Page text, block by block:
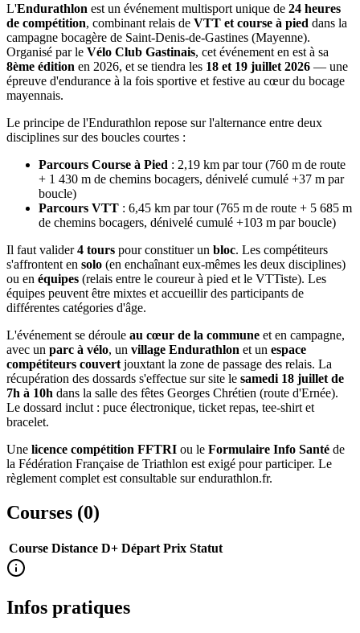
L'Endurathlon est un événement multisport unique de 24 heures
de compétition, combinant relais de VTT et course à pied dans la
campagne bocagère de Saint-Denis-de-Gastines (Mayenne).
Organisé par le Vélo Club Gastinais, cet événement en est à sa
8ème édition en 2026, et se tiendra les 18 et 19 juillet 2026 — une
épreuve d'endurance à la fois sportive et festive au cœur du bocage
mayennais.
Le principe de l'Endurathlon repose sur l'alternance entre deux
disciplines sur des boucles courtes :
Parcours Course à Pied : 2,19 km par tour (760 m de route
+ 1 430 m de chemins bocagers, dénivelé cumulé +37 m par
boucle)
Parcours VTT : 6,45 km par tour (765 m de route + 5 685 m
de chemins bocagers, dénivelé cumulé +103 m par boucle)
Il faut valider4 tours pour constituer un bloc. Les compétiteurs
s'affrontent en solo (en enchaînant eux-mêmes les deux disciplines)
ou en équipes (relais entre le coureur à pied et le VTTiste). Les
équipes peuvent être mixtes et accueillir des participants de
différentes catégories d'âge.
L'événement se déroule au cœur de la commune et en campagne,
avec un parc à vélo, un village Endurathlon et un espace
compétiteurs couvert jouxtant la zone de passage des relais. La
récupération des dossards s'effectue sur site le samedi 18 juillet de
7h à 10h dans la salle des fêtes Georges Chrétien (route d'Ernée).
Le dossard inclut : puce électronique, ticket repas, tee-shirt et
bracelet.
Une licence compétition FFTRI ou le Formulaire Info Santé de
la Fédération Française de Triathlon est exigé pour participer. Le
règlement complet est consultable sur endurathlon.fr.
Courses (0)
Course Distance D+ Départ Prix Statut
Infos pratiques